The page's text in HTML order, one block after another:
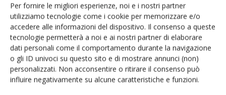
Per fornire le migliori esperienze, noi e i nostri partner
utilizziamo tecnologie come i cookie per memorizzare e/o
accedere alle informazioni del dispositivo. Il consenso a queste
tecnologie permetterà a noi e ai nostri partner di elaborare
dati personali come il comportamento durante la navigazione
o gli ID univoci su questo sito e di mostrare annunci (non)
personalizzati. Non acconsentire o ritirare il consenso può
influire negativamente su alcune caratteristiche e funzioni.
ATTUALITÀ
Ercole Olivario 2022, aperte le iscrizioni
DiGiuseppe Francesco Sportelli 20 Dicembre 2021